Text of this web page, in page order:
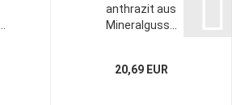
anthrazit aus
Mineralguss...
20,69 EUR